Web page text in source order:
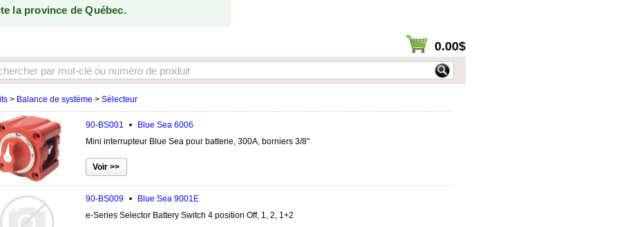
la province de Québec.
0.00$
Voir panier / Passer à la caisse
> Balance de système > Sélecteur
90-BS001 Blue Sea 6006
Mini interrupteur Blue Sea pour batterie, 300A, borniers 3/8"
90-BS009 Blue Sea 9001E
e-Series Selector Battery Switch 4 position Off, 1, 2, 1+2